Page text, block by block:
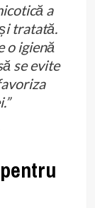
a
tratată.
o igienă
se evite